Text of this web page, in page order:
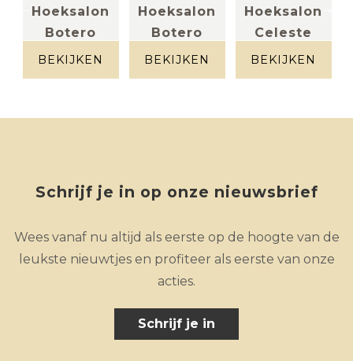
Hoeksalon
Botero
BEKIJKEN
Hoeksalon
Botero
cognac
BEKIJKEN
Hoeksalon
Celeste
beige
BEKIJKEN
Schrijf je in op onze nieuwsbrief
Wees vanaf nu altijd als eerste op de hoogte van de
leukste nieuwtjes en profiteer als eerste van onze
acties.
Schrijf je in